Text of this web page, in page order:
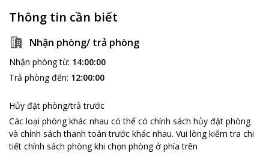
Thông tin cần biết
Nhận phòng/ trả phòng
Nhận phòng từ: 14:00:00
Trả phòng đến: 12:00:00
Hủy đặt phòng/trả trước
Các loại phòng khác nhau có thể có chính sách hủy đặt phòng
và chính sách thanh toán trước khác nhau. Vui lòng kiểm tra chi
tiết chính sách phòng khi chọn phòng ở phía trên